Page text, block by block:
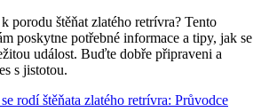
porodu štěňat zlatého retrívra? Tento
poskytne potřebné informace a tipy, jak se
událost. Buďte dobře připraveni a
s jistotou.
rodí štěňata zlatého retrívra: Průvodce